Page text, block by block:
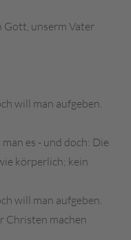
Gott, unserm Vater
will man aufgeben.
es - und doch: Die
körperlich; kein
will man aufgeben.
Christen machen